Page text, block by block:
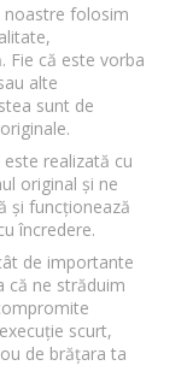
noastre folosim
Fie că este vorba
alte
sunt de
realizată cu
original și ne
și funcționează
încredere.
de importante
că ne străduim
scurt,
de brățara ta